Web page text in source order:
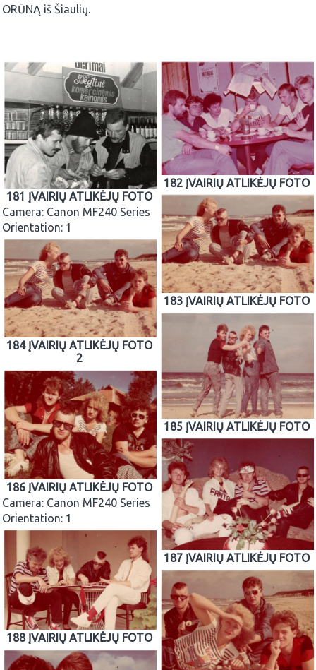
ORŪNĄ iš Šiaulių.
181 ĮVAIRIŲ ATLIKĖJŲ FOTO
Camera: Canon MF240 Series
Orientation: 1
182 ĮVAIRIŲ ATLIKĖJŲ FOTO
183 ĮVAIRIŲ ATLIKĖJŲ FOTO
184 ĮVAIRIŲ ATLIKĖJŲ FOTO
2
185 ĮVAIRIŲ ATLIKĖJŲ FOTO
186 ĮVAIRIŲ ATLIKĖJŲ FOTO
Camera: Canon MF240 Series
Orientation: 1
187 ĮVAIRIŲ ATLIKĖJŲ FOTO
188 ĮVAIRIŲ ATLIKĖJŲ FOTO